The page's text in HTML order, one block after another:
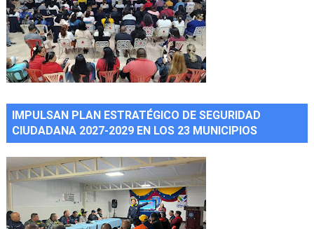
IMPULSAN PLAN ESTRATÉGICO DE SEGURIDAD
CIUDADANA 2027-2029 EN LOS 23 MUNICIPIOS